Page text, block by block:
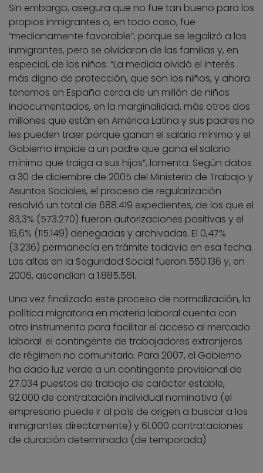
Sin embargo, asegura que no fue tan bueno para los
propios inmigrantes o, en todo caso, fue
“medianamente favorable”, porque se legalizó a los
inmigrantes, pero se olvidaron de las familias y, en
especial, de los niños. “La medida olvidó el interés
más digno de protección, que son los niños, y ahora
tenemos en España cerca de un millón de niños
indocumentados, en la marginalidad, más otros dos
millones que están en América Latina y sus padres no
les pueden traer porque ganan el salario mínimo y el
Gobierno impide a un padre que gana el salario
mínimo que traiga a sus hijos”, lamenta. Según datos
a 30 de diciembre de 2005 del Ministerio de Trabajo y
Asuntos Sociales, el proceso de regularización
resolvió un total de 688.419 expedientes, de los que el
83,3% (573.270) fueron autorizaciones positivas y el
16,6% (115.149) denegadas y archivadas. El 0,47%
(3.236) permanecía en trámite todavía en esa fecha.
Las altas en la Seguridad Social fueron 550.136 y, en
2006, ascendían a 1.885.561.
Una vez finalizado este proceso de normalización, la
política migratoria en materia laboral cuenta con
otro instrumento para facilitar el acceso al mercado
laboral: el contingente de trabajadores extranjeros
de régimen no comunitario. Para 2007, el Gobierno
ha dado luz verde a un contingente provisional de
27.034 puestos de trabajo de carácter estable,
92.000 de contratación individual nominativa (el
empresario puede ir al país de origen a buscar a los
inmigrantes directamente) y 61.000 contrataciones
de duración determinada (de temporada)